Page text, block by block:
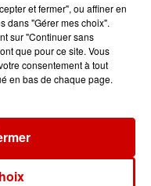
Voir plus
et fermer", ou affiner en
dans "Gérer mes choix".
sur "Continuer sans
que pour ce site. Vous
consentement à tout
en bas de chaque page.